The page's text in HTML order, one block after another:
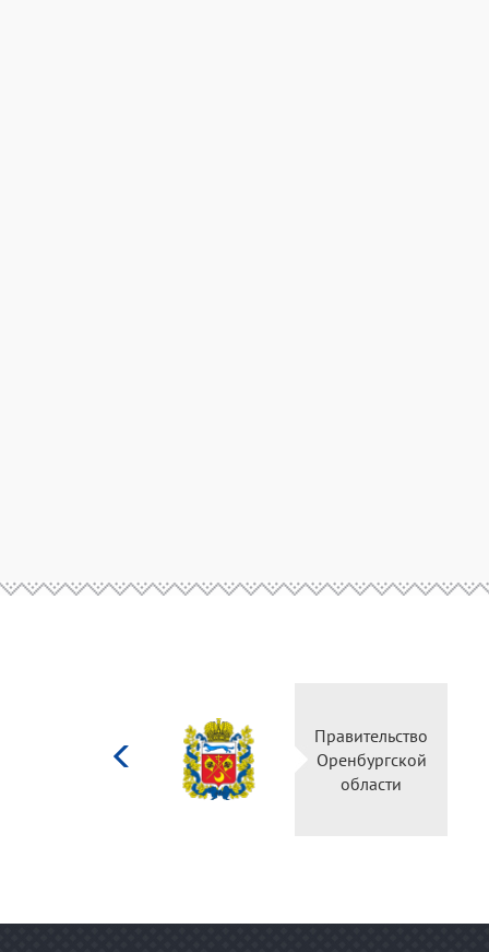
Министерство
культуры
Российской
федерации